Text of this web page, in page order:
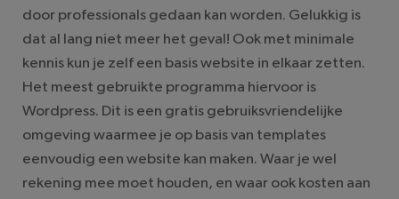
door professionals gedaan kan worden. Gelukkig is
dat al lang niet meer het geval! Ook met minimale
kennis kun je zelf een basis website in elkaar zetten.
Het meest gebruikte programma hiervoor is
Wordpress. Dit is een gratis gebruiksvriendelijke
omgeving waarmee je op basis van templates
eenvoudig een website kan maken. Waar je wel
rekening mee moet houden, en waar ook kosten aan